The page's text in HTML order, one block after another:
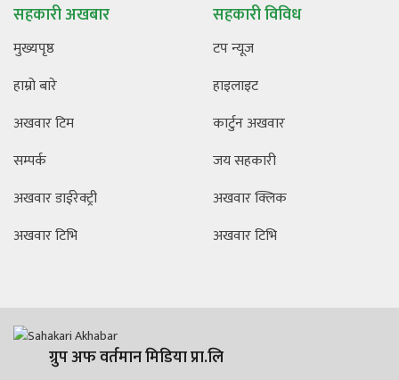
सहकारी अखबार
मुख्यपृष्ठ
हाम्रो बारे
अखवार टिम
सम्पर्क
अखवार डाईरेक्ट्री
अखवार टिभि
सहकारी विविध
टप न्यूज
हाइलाइट
कार्टुन अखवार
जय सहकारी
अखवार क्लिक
अखवार टिभि
ग्रुप अफ वर्तमान मिडिया प्रा.लि